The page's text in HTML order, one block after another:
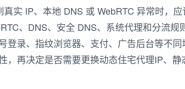
实 IP、本地 DNS 或 WebRTC 异常时，
、DNS、安全 DNS、系统代理和分流规
登录、指纹浏览器、支付、广告后台等不
，再决定是否需要更换动态住宅代理IP、